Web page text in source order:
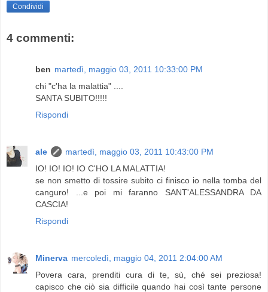
Condividi
4 commenti:
ben martedì, maggio 03, 2011 10:33:00 PM
chi "c'ha la malattia" ....
SANTA SUBITO!!!!!
Rispondi
ale
martedì, maggio 03, 2011 10:43:00 PM
IO! IO! IO! IO C'HO LA MALATTIA!
se non smetto di tossire subito ci finisco io nella tomba del
canguro! ...e poi mi faranno SANT'ALESSANDRA DA
CASCIA!
Rispondi
Minerva mercoledì, maggio 04, 2011 2:04:00 AM
Povera cara, prenditi cura di te, sù, ché sei preziosa!
capisco che ciò sia difficile quando hai così tante persone